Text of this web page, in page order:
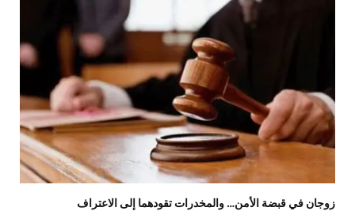
زوجان في قبضة الأمن… والمخدرات تقودهما إلى الاعتراف